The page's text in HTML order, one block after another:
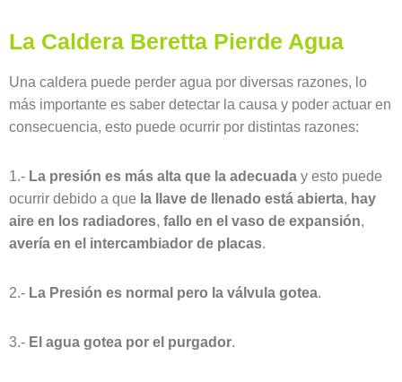
La Caldera Beretta Pierde Agua
Una caldera puede perder agua por diversas razones, lo
más importante es saber detectar la causa y poder actuar en
consecuencia, esto puede ocurrir por distintas razones:
1.- La presión es más alta que la adecuada y esto puede
ocurrir debido a que la llave de llenado está abierta, hay
aire en los radiadores, fallo en el vaso de expansión,
avería en el intercambiador de placas.
2.- La Presión es normal pero la válvula gotea.
3.- El agua gotea por el purgador.